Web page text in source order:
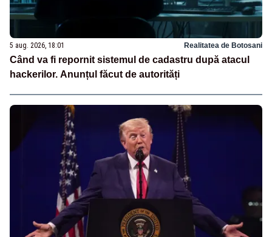
5 aug. 2026, 18:01 Realitatea de Botosani
Când va fi repornit sistemul de cadastru după atacul
hackerilor. Anunțul făcut de autorități